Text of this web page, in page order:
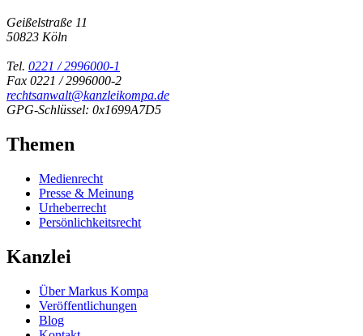
Geißelstraße 11
50823 Köln
Tel. 0221 / 2996000-1
Fax 0221 / 2996000-2
rechtsanwalt@kanzleikompa.de
GPG-Schlüssel: 0x1699A7D5
Themen
Medienrecht
Presse & Meinung
Urheberrecht
Persönlichkeitsrecht
Kanzlei
Über Markus Kompa
Veröffentlichungen
Blog